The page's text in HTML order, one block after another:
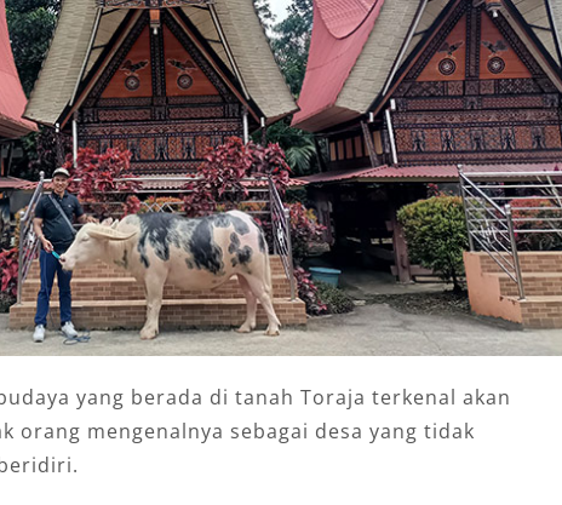
yang berada di tanah Toraja terkenal akan
orang mengenalnya sebagai desa yang tidak